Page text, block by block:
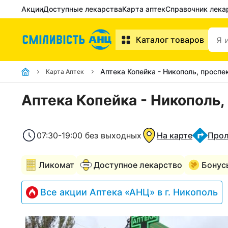
АкцииДоступные лекарстваКарта аптекСправочник
Каталог товаров
Карта Аптек Аптека Копейка - Никополь,
Аптека Копейка -
07:30-19:00 без выходных На карте
Ликомат Доступное лекарство
Все акции Аптека «АНЦ» в г. Никополь